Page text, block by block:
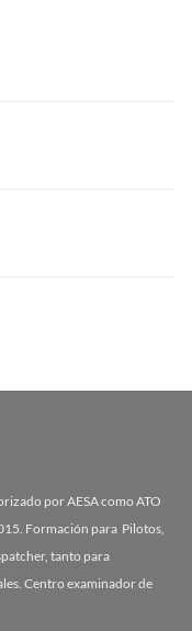
por AESA como ATO
Formación para Pilotos,
tanto para
Centro examinador de